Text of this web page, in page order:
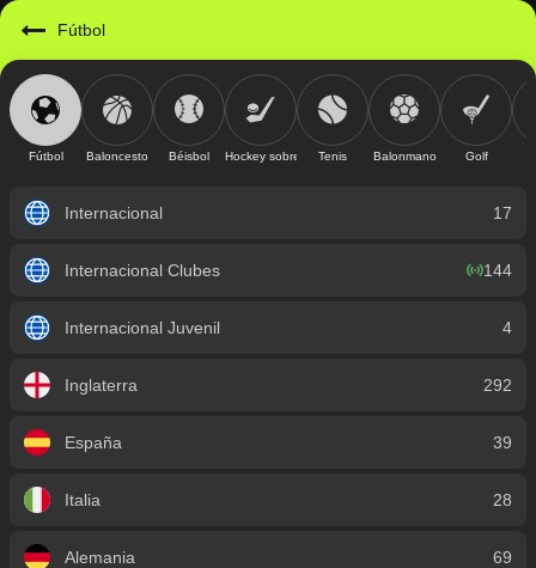
Fútbol
Fútbol Baloncesto Béisbol Hockey sobre hieloTenis Balonmano Golf
Internacional 17
Internacional Clubes 144
Internacional Juvenil 4
Inglaterra 292
España 39
Italia 28
Alemania 69
https://mobile.geniusbet.sv/sport/detail/futbol?id=1